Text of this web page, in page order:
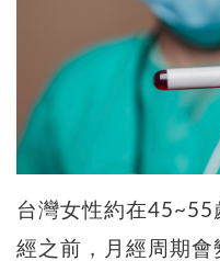
台灣女性約在45~55
經之前，月經周期會